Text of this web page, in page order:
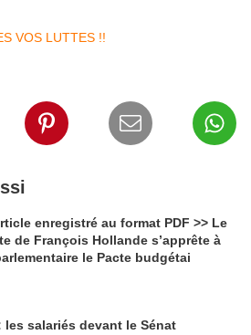
VOS LUTTES !!
enregistré au format PDF >> Le
de François Hollande s’apprête à
le Pacte budgétai
salariés devant le Sénat